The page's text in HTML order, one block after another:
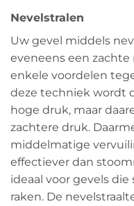
Nevelstralen
Uw gevel middels
eveneens een
enkele voordelen
deze techniek wordt
hoge druk, maar
zachtere druk.
middelmatige
effectiever dan
ideaal voor gevels
raken. De